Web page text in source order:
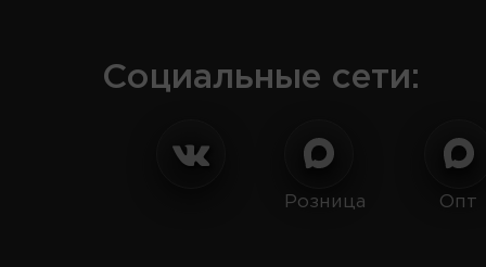
Социальные сети:
Розница Опт